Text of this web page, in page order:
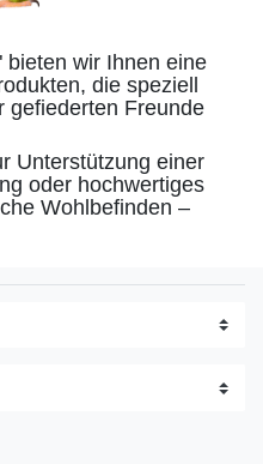
bieten wir Ihnen eine
die speziell
gefiederten Freunde
Unterstützung einer
oder hochwertiges
Wohlbefinden –